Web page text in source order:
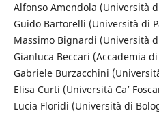
Alfonso Amendola (Università
Guido Bartorelli (Università di
Massimo Bignardi (Università
Gianluca Beccari (Accademia
Gabriele Burzacchini
Elisa Curti (Università Ca’
Lucia Floridi (Università di